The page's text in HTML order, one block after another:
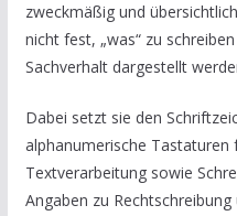
zweckmäßig und
nicht fest, „was“ zu
Sachverhalt dargestellt
Dabei setzt sie den
alphanumerische Tastaturen
Textverarbeitung sowie
Angaben zu